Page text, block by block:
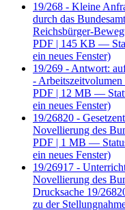
19/268 - Kleine
durch das
Reichsbürger-
PDF | 145 KB —
ein neues Fenster)
19/269 - Antwort:
-
PDF | 12 MB —
ein neues Fenster)
19/26820 -
Novellierung des
PDF | 1 MB —
ein neues Fenster)
19/26917 -
Novellierung des
Drucksache 19/
zu der